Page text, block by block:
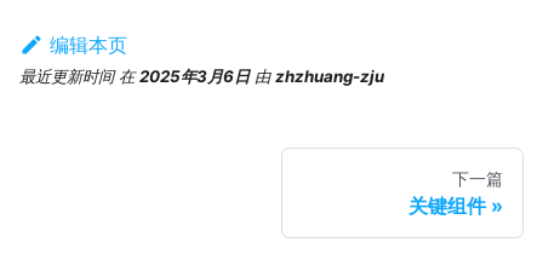
编辑本页
最近更新时间在2025年3月6日由zhzhuang-zju
下一篇
关键组件